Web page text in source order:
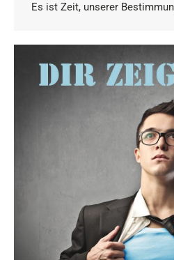
Es ist Zeit, unserer